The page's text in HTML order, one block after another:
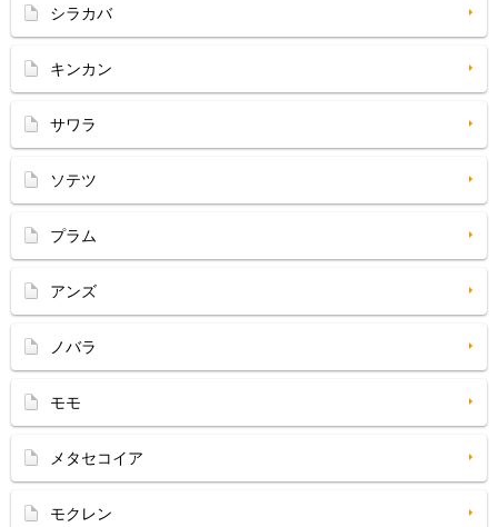
シラカバ
キンカン
サワラ
ソテツ
プラム
アンズ
ノバラ
モモ
メタセコイア
モクレン